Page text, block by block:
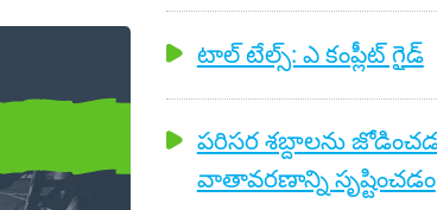
టాల్ టేల్స్: ఎ కంప్లీట్ గైడ్
పరిసర శబ్దాలను
వాతావరణాన్ని సృష్టించడం